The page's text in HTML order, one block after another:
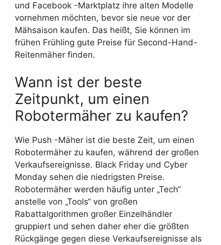
und Facebook -Marktplatz ihre alten Modelle
vornehmen möchten, bevor sie neue vor der
Mähsaison kaufen. Das heißt, Sie können im
frühen Frühling gute Preise für Second-Hand-
Reitenmäher finden.
Wann ist der beste
Zeitpunkt, um einen
Robotermäher zu kaufen?
Wie Push -Mäher ist die beste Zeit, um einen
Robotermäher zu kaufen, während der großen
Verkaufsereignisse. Black Friday und Cyber ​​
Monday sehen die niedrigsten Preise.
Robotermäher werden häufig unter „Tech“
anstelle von „Tools“ von großen
Rabattalgorithmen großer Einzelhändler
gruppiert und sehen daher eher die größten
Rückgänge gegen diese Verkaufsereignisse als